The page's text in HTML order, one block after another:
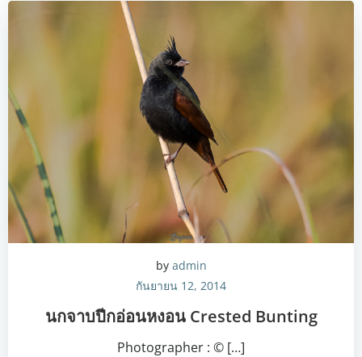
by admin
กันยายน 12, 2014
นกจาบปีกอ่อนหงอน Crested Bunting
Photographer : © […]